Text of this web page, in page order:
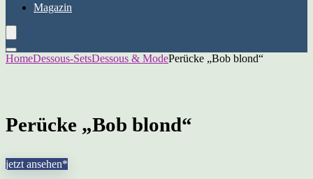
Magazin
HomeDessous-SetsDessous & ModePerücke „Bob blond“
Perücke „Bob blond“
jetzt ansehen*